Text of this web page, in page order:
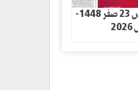
صحيفة الثورة الخميس 23 صفر 1448-